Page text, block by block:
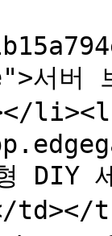
서버
DIY